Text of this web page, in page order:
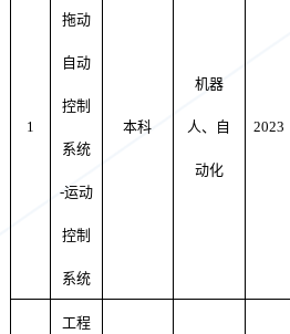
1
拖动
自动
控制
系统
-运动
控制
系统
本科
机器
人、自
动化
2023
工程